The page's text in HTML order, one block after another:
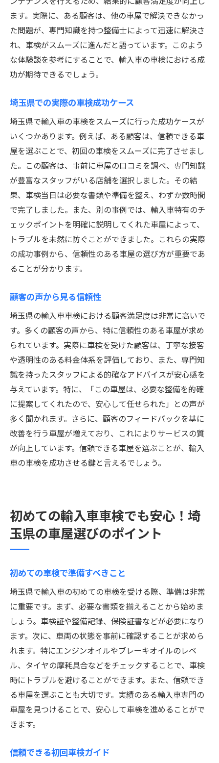
ます。実際に、ある顧客は、他の車屋で解決できなかっ
た問題が、専門知識を持つ整備士によって迅速に解決さ
れ、車検がスムーズに進んだと語っています。このよう
な体験談を参考にすることで、輸入車の車検における成
功が期待できるでしょう。
埼玉県での実際の車検成功ケース
埼玉県で輸入車の車検をスムーズに行った成功ケースが
いくつかあります。例えば、ある顧客は、信頼できる車
屋を選ぶことで、初回の車検をスムーズに完了させまし
た。この顧客は、事前に車屋の口コミを調べ、専門知識
が豊富なスタッフがいる店舗を選択しました。その結
果、車検当日は必要な書類や準備を整え、わずか数時間
で完了しました。また、別の事例では、輸入車特有のチ
ェックポイントを明確に説明してくれた車屋によって、
トラブルを未然に防ぐことができました。これらの実際
の成功事例から、信頼性のある車屋の選び方が重要であ
ることが分かります。
顧客の声から見る信頼性
埼玉県の輸入車車検における顧客満足度は非常に高いで
す。多くの顧客の声から、特に信頼性のある車屋が求め
られています。実際に車検を受けた顧客は、丁寧な接客
や透明性のある料金体系を評価しており、また、専門知
識を持ったスタッフによる的確なアドバイスが安心感を
与えています。特に、「この車屋は、必要な整備を的確
に提案してくれたので、安心して任せられた」との声が
多く聞かれます。さらに、顧客のフィードバックを基に
改善を行う車屋が増えており、これによりサービスの質
が向上しています。信頼できる車屋を選ぶことが、輸入
車の車検を成功させる鍵と言えるでしょう。
初めての輸入車車検でも安心！埼
玉県の車屋選びのポイント
初めての車検で準備すべきこと
埼玉県で輸入車の初めての車検を受ける際、準備は非常
に重要です。まず、必要な書類を揃えることから始めま
しょう。車検証や整備記録、保険証書などが必要になり
ます。次に、車両の状態を事前に確認することが求めら
れます。特にエンジンオイルやブレーキオイルのレベ
ル、タイヤの摩耗具合などをチェックすることで、車検
時にトラブルを避けることができます。また、信頼でき
る車屋を選ぶことも大切です。実績のある輸入車専門の
車屋を見つけることで、安心して車検を進めることがで
きます。
信頼できる初回車検ガイド